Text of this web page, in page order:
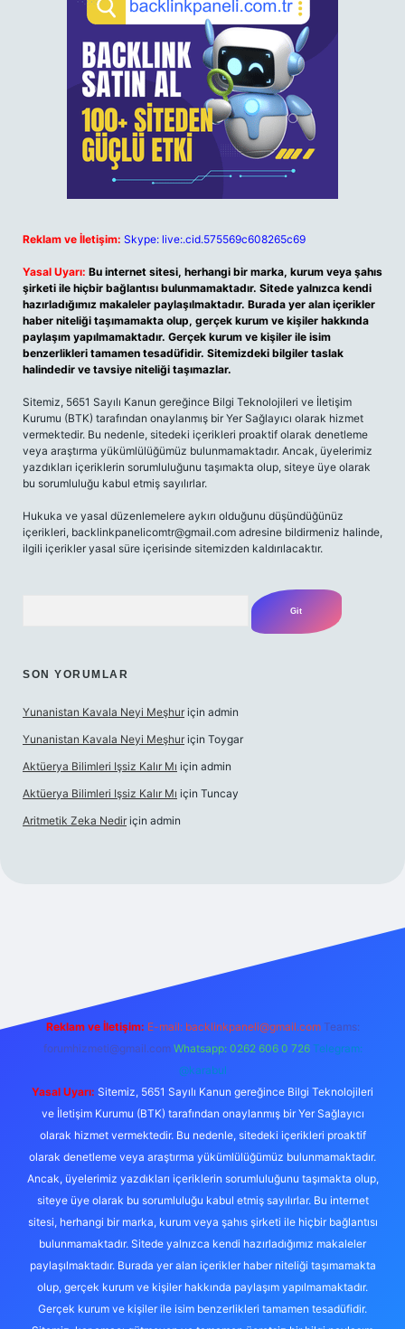
Reklam ve İletişim: Skype: live:.cid.575569c608265c69
Yasal Uyarı: Bu internet sitesi, herhangi bir marka, kurum veya şahıs
şirketi ile hiçbir bağlantısı bulunmamaktadır. Sitede yalnızca kendi
hazırladığımız makaleler paylaşılmaktadır. Burada yer alan içerikler
haber niteliği taşımamakta olup, gerçek kurum ve kişiler hakkında
paylaşım yapılmamaktadır. Gerçek kurum ve kişiler ile isim
benzerlikleri tamamen tesadüfidir. Sitemizdeki bilgiler taslak
halindedir ve tavsiye niteliği taşımazlar.
Sitemiz, 5651 Sayılı Kanun gereğince Bilgi Teknolojileri ve İletişim
Kurumu (BTK) tarafından onaylanmış bir Yer Sağlayıcı olarak hizmet
vermektedir. Bu nedenle, sitedeki içerikleri proaktif olarak denetleme
veya araştırma yükümlülüğümüz bulunmamaktadır. Ancak, üyelerimiz
yazdıkları içeriklerin sorumluluğunu taşımakta olup, siteye üye olarak
bu sorumluluğu kabul etmiş sayılırlar.
Hukuka ve yasal düzenlemelere aykırı olduğunu düşündüğünüz
içerikleri, backlinkpanelicomtr@gmail.com adresine bildirmeniz halinde,
ilgili içerikler yasal süre içerisinde sitemizden kaldırılacaktır.
SON YORUMLAR
Yunanistan Kavala Neyi Meşhur için admin
Yunanistan Kavala Neyi Meşhur için Toygar
Aktüerya Bilimleri Işsiz Kalır Mı için admin
Aktüerya Bilimleri Işsiz Kalır Mı için Tuncay
Aritmetik Zeka Nedir için admin
Reklam ve İletişim: E-mail: backlinkpaneli@gmail.com Teams:
forumhizmeti@gmail.com Whatsapp: 0262 606 0 726 Telegram:
@karabul
Yasal Uyarı: Sitemiz, 5651 Sayılı Kanun gereğince Bilgi Teknolojileri
ve İletişim Kurumu (BTK) tarafından onaylanmış bir Yer Sağlayıcı
olarak hizmet vermektedir. Bu nedenle, sitedeki içerikleri proaktif
olarak denetleme veya araştırma yükümlülüğümüz bulunmamaktadır.
Ancak, üyelerimiz yazdıkları içeriklerin sorumluluğunu taşımakta olup,
siteye üye olarak bu sorumluluğu kabul etmiş sayılırlar. Bu internet
sitesi, herhangi bir marka, kurum veya şahıs şirketi ile hiçbir bağlantısı
bulunmamaktadır. Sitede yalnızca kendi hazırladığımız makaleler
paylaşılmaktadır. Burada yer alan içerikler haber niteliği taşımamakta
olup, gerçek kurum ve kişiler hakkında paylaşım yapılmamaktadır.
Gerçek kurum ve kişiler ile isim benzerlikleri tamamen tesadüfidir.